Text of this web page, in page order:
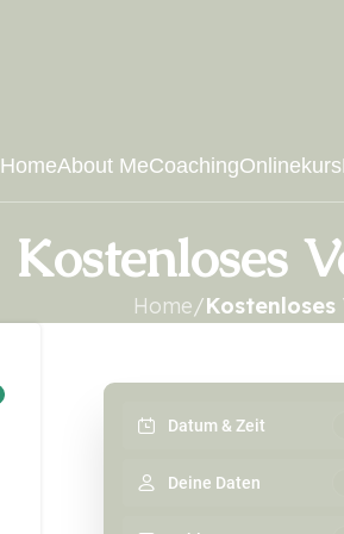
HomeAbout MeCoachingOnlinekurs
Kostenloses
Home/
Datum & Zeit
Deine Daten